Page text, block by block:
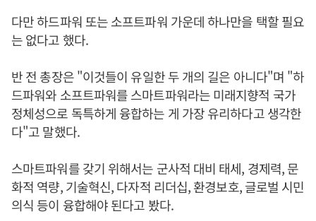
다만 하드파워 또는 소프트파워 가운데 하나만을 택할 필요
는 없다고 했다.
반 전 총장은 "이것들이 유일한 두 개의 길은 아니다"며 "하
드파워와 소프트파워를 스마트파워라는 미래지향적 국가
정체성으로 독특하게 융합하는 게 가장 유리하다고 생각한
다"고 말했다.
스마트파워를 갖기 위해서는 군사적 대비 태세, 경제력, 문
화적 역량, 기술혁신, 다자적 리더십, 환경보호, 글로벌 시민
의식 등이 융합해야 된다고 봤다.